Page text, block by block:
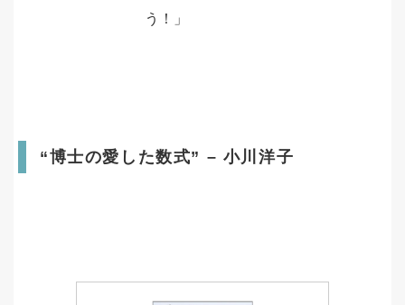
う！」
“博士の愛した数式” – 小川洋子